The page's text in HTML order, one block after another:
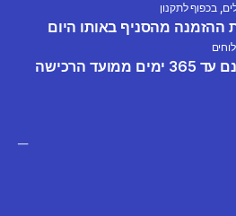
בכפוף לתקנון
ההזמנה מהסניף באותו היום
הרכישה